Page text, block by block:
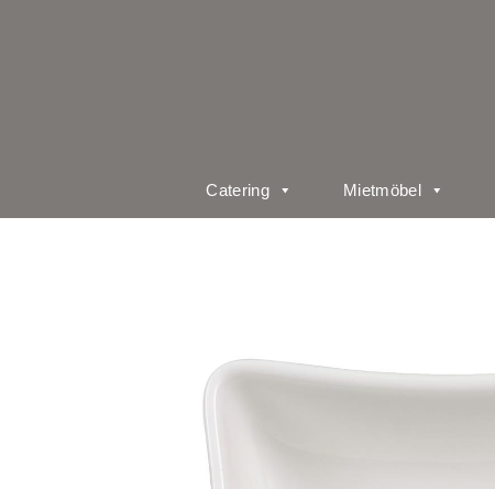
Catering Mietmöbel